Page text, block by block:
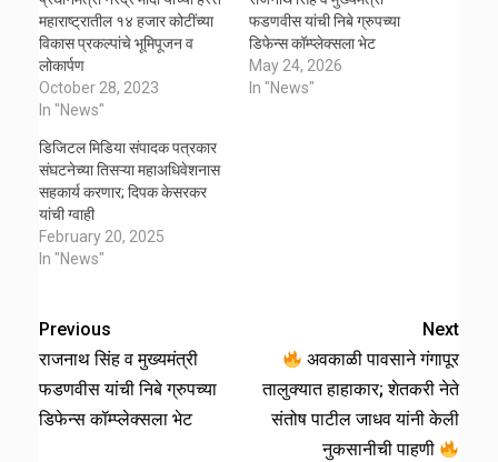
महाराष्ट्रातील १४ हजार कोटींच्या
विकास प्रकल्पांचे भूमिपूजन व
लोकार्पण
October 28, 2023
In "News"
फडणवीस यांची निबे ग्रुपच्या
डिफेन्स कॉम्प्लेक्सला भेट
May 24, 2026
In "News"
डिजिटल मिडिया संपादक पत्रकार
संघटनेच्या तिसऱ्या महाअधिवेशनास
सहकार्य करणार; दिपक केसरकर
यांची ग्वाही
February 20, 2025
In "News"
Previous
राजनाथ सिंह व मुख्यमंत्री
फडणवीस यांची निबे ग्रुपच्या
डिफेन्स कॉम्प्लेक्सला भेट
Next
अवकाळी पावसाने गंगापूर
तालुक्यात हाहाकार; शेतकरी नेते
संतोष पाटील जाधव यांनी केली
नुकसानीची पाहणी